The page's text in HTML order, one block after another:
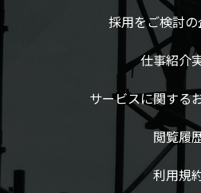
採用をご検討
仕事紹介
サービスに関する
閲覧履
利用規